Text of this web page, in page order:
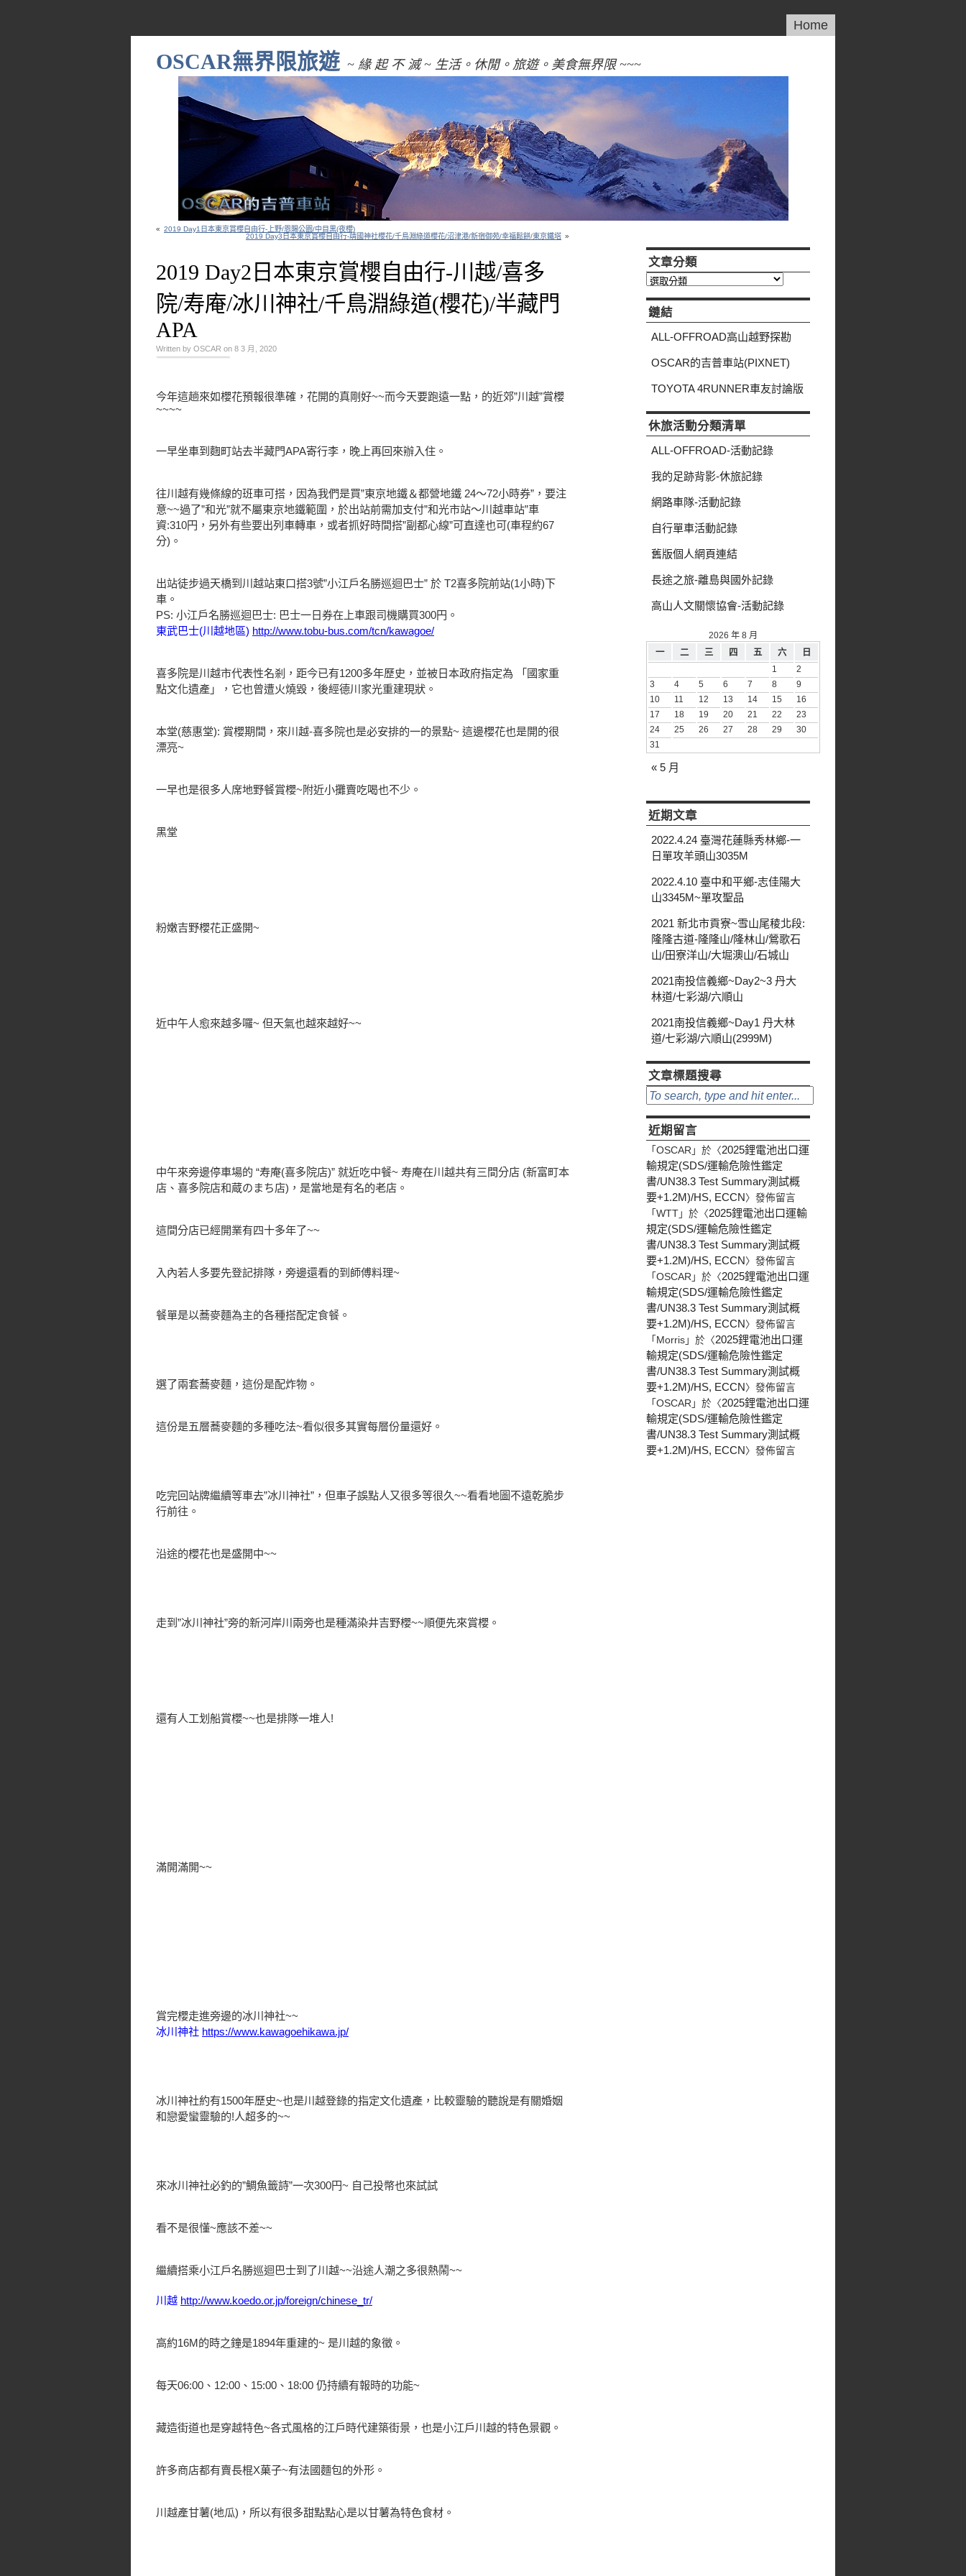
Home
OSCAR無界限旅遊 ~ 緣 起 不 滅 ~ 生活。休閒。旅遊。美食無界限 ~~~
« 2019 Day1日本東京賞櫻自由行-上野/恩賜公園/中目黒(夜櫻)
2019 Day3日本東京賞櫻自由行-靖國神社櫻花/千鳥淵綠道櫻花/沼津港/新宿御苑/幸福鬆餅/東京鐵塔 »
2019 Day2日本東京賞櫻自由行-川越/喜多
院/寿庵/冰川神社/千鳥淵綠道(櫻花)/半藏門
APA
Written by OSCAR on 8 3 月, 2020
今年這趟來如櫻花預報很準確，花開的真剛好~~而今天要跑遠一點，的近郊”川越”賞櫻
~~~~
一早坐車到麴町站去半藏門APA寄行李，晚上再回來辦入住。
往川越有幾條線的班車可搭，因為我們是買”東京地鐵＆都營地鐵 24～72小時券”，要注
意~~過了”和光”就不屬東京地鐵範圍，於出站前需加支付”和光市站～川越車站”車
資:310円，另外有些要出列車轉車，或者抓好時間搭”副都心線”可直達也可(車程約67
分)。
出站徒步過天橋到川越站東口搭3號”小江戶名勝巡迴巴士” 於 T2喜多院前站(1小時)下
車。
PS: 小江戶名勝巡迴巴士: 巴士一日券在上車跟司機購買300円。
東武巴士(川越地區) http://www.tobu-bus.com/tcn/kawagoe/
喜多院是川越市代表性名剎，距今已有1200多年歷史，並被日本政府指定為 「國家重
點文化遺產」，它也曾遭火燒毀，後經德川家光重建現狀。
本堂(慈惠堂): 賞櫻期間，來川越-喜多院也是必安排的一的景點~ 這邊櫻花也是開的很
漂亮~
一早也是很多人席地野餐賞櫻~附近小攤賣吃喝也不少。
黑堂
粉嫩吉野櫻花正盛開~
近中午人愈來越多囉~ 但天氣也越來越好~~
中午來旁邊停車場的 “寿庵(喜多院店)” 就近吃中餐~ 寿庵在川越共有三間分店 (新富町本
店、喜多院店和蔵のまち店)，是當地是有名的老店。
這間分店已經開業有四十多年了~~
入內若人多要先登記排隊，旁邊還看的到師傅料理~
餐單是以蕎麥麵為主的各種搭配定食餐。
選了兩套蕎麥麵，這份是配炸物。
這份是五層蕎麥麵的多種吃法~看似很多其實每層份量還好。
吃完回站牌繼續等車去”冰川神社”，但車子誤點人又很多等很久~~看看地圖不遠乾脆步
行前往。
沿途的櫻花也是盛開中~~
走到”冰川神社”旁的新河岸川兩旁也是種滿染井吉野櫻~~順便先來賞櫻。
還有人工划船賞櫻~~也是排隊一堆人!
滿開滿開~~
賞完櫻走進旁邊的冰川神社~~
冰川神社 https://www.kawagoehikawa.jp/
冰川神社約有1500年歷史~也是川越登錄的指定文化遺產，比較靈驗的聽說是有關婚姻
和戀愛蠻靈驗的!人超多的~~
來冰川神社必釣的”鯛魚籤詩”一次300円~ 自己投幣也來試試
看不是很懂~應該不差~~
繼續搭乘小江戶名勝巡迴巴士到了川越~~沿途人潮之多很熱鬧~~
川越 http://www.koedo.or.jp/foreign/chinese_tr/
高約16M的時之鐘是1894年重建的~ 是川越的象徵。
每天06:00、12:00、15:00、18:00 仍持續有報時的功能~
藏造街道也是穿越特色~各式風格的江戶時代建築街景，也是小江戶川越的特色景觀。
許多商店都有賣長棍X菓子~有法國麵包的外形。
川越產甘薯(地瓜)，所以有很多甜點點心是以甘薯為特色食材。
文章分類
文
分
類
鏈結
ALL-OFFROAD高山越野探勘
OSCAR的吉普車站(PIXNET)
TOYOTA 4RUNNER車友討論版
休旅活動分類清單
ALL-OFFROAD-活動記錄
我的足跡背影-休旅記錄
網路車隊-活動記錄
自行單車活動記錄
舊版個人網頁連結
長途之旅-離島與國外記錄
高山人文關懷協會-活動記錄
2026 年 8 月
一
二 三 四 五 六
日
1
2
3
4 5 6 7 8
9
10
11 12 13 14 15
16
17
18 19 20 21 22
23
24
25 26 27 28 29
30
31
« 5 月
近期文章
2022.4.24 臺灣花蓮縣秀林鄉-一
日單攻羊頭山3035M
2022.4.10 臺中和平鄉-志佳陽大
山3345M~單攻聖品
2021 新北市貢寮~雪山尾稜北段:
隆隆古道-隆隆山/隆林山/鶯歌石
山/田寮洋山/大堀澳山/石城山
2021南投信義鄉~Day2~3 丹大
林道/七彩湖/六順山
2021南投信義鄉~Day1 丹大林
道/七彩湖/六順山(2999M)
文章標題搜尋
近期留言
「 OSCAR 」於〈2025鋰電池出口運
輸規定(SDS/運輸危險性鑑定
書/UN38.3 Test Summary測試概
要+1.2M)/HS, ECCN〉發佈留言
「 WTT 」於〈2025鋰電池出口運輸
規定(SDS/運輸危險性鑑定
書/UN38.3 Test Summary測試概
要+1.2M)/HS, ECCN〉發佈留言
「 OSCAR 」於〈2025鋰電池出口運
輸規定(SDS/運輸危險性鑑定
書/UN38.3 Test Summary測試概
要+1.2M)/HS, ECCN〉發佈留言
「 Morris 」於〈2025鋰電池出口運
輸規定(SDS/運輸危險性鑑定
書/UN38.3 Test Summary測試概
要+1.2M)/HS, ECCN〉發佈留言
「 OSCAR 」於〈2025鋰電池出口運
輸規定(SDS/運輸危險性鑑定
書/UN38.3 Test Summary測試概
要+1.2M)/HS, ECCN〉發佈留言